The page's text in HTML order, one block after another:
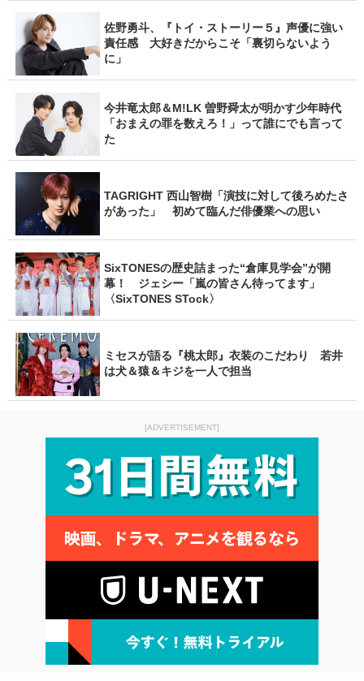
佐野勇斗、『トイ・ストーリー５』声優に強い
責任感 大好きだからこそ「裏切らないよう
に」
今井竜太郎＆M!LK 曽野舜太が明かす少年時代
「おまえの罪を数えろ！」って誰にでも言って
た
TAGRIGHT 西山智樹「演技に対して後ろめたさ
があった」 初めて臨んだ俳優業への思い
SixTONESの歴史詰まった“倉庫見学会”が開
幕！ ジェシー「嵐の皆さん待ってます」
〈SixTONES STock〉
ミセスが語る『桃太郎』衣装のこだわり 若井
は犬＆猿＆キジを一人で担当
[ADVERTISEMENT]